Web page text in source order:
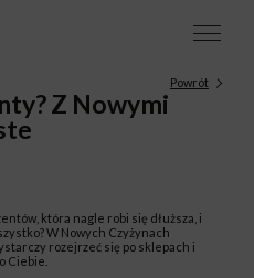
Powrót
Z Nowymi
która nagle robi się dłuższa, i
W Nowych Czyżynach
rozejrzeć się po sklepach i
Ciebie.